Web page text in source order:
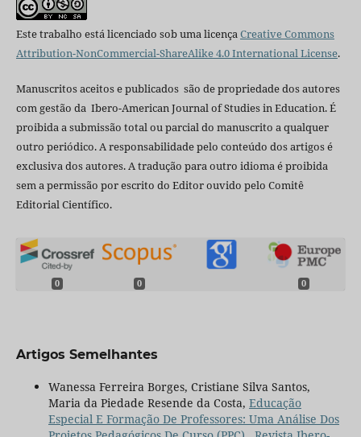
Este trabalho está licenciado sob uma licençaCreative Commons
Attribution-NonCommercial-ShareAlike 4.0 International License.
Manuscritos aceitos e publicados são de propriedade dos autores
com gestão da Ibero-American Journal of Studies in Education. É
proibida a submissão total ou parcial do manuscrito a qualquer
outro periódico. A responsabilidade pelo conteúdo dos artigos é
exclusiva dos autores. A tradução para outro idioma é proibida
sem a permissão por escrito do Editor ouvido pelo Comitê
Editorial Científico.
0 0 0
Artigos Semelhantes
Wanessa Ferreira Borges, Cristiane Silva Santos,
Maria da Piedade Resende da Costa, Educação
Especial E Formação De Professores: Uma Análise Dos